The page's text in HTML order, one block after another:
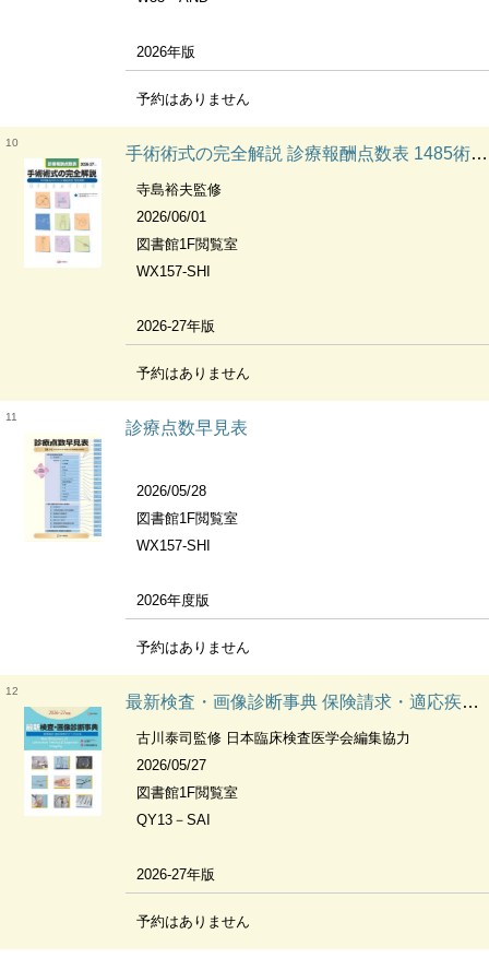
2026年版
予約はありません
10
手術術式の完全解説 診療報酬点数表 1485術式のポイントと適応疾患・使用材料
寺島裕夫監修
2026/06/01
図書館1F閲覧室
WX157-SHI
2026-27年版
予約はありません
11
診療点数早見表
2026/05/28
図書館1F閲覧室
WX157-SHI
2026年度版
予約はありません
12
最新検査・画像診断事典 保険請求・適応疾患がすべてわかる
古川泰司監修 日本臨床検査医学会編集協力
2026/05/27
図書館1F閲覧室
QY13－SAI
2026-27年版
予約はありません